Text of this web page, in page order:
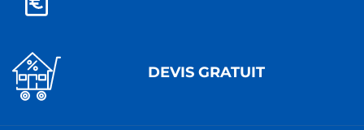
DEVIS GRATUIT